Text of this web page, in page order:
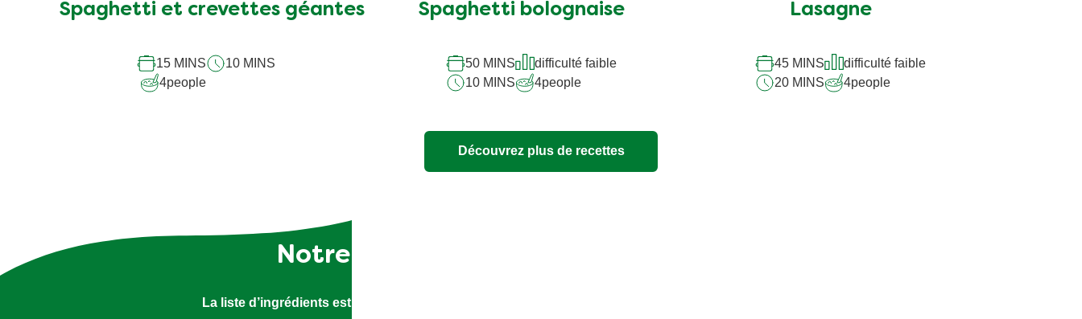
Spaghetti et crevettes géantes
15 MINS
10 MINS
4people
Spaghetti bolognaise
50 MINS
difficulté faible
10 MINS
4people
Lasagne
45 MINS
difficulté faible
20 MINS
4people
Découvrez plus de recettes
Notre bouillon 100% ingrédients naturels
La liste d’ingrédients est aussi transparente que l’emballage – sans additifs et avec 10 ingrédients au maximum.